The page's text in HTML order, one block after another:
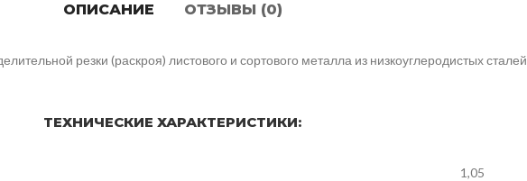
ОПИСАНИЕ ОТЗЫВЫ (0)
резки (раскроя) листового и сортового металла из низкоуглеродистых сталей
ТЕХНИЧЕСКИЕ ХАРАКТЕРИСТИКИ:
1,05